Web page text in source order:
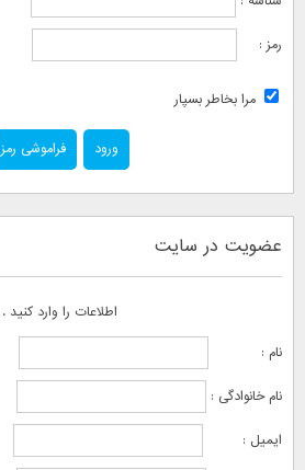
رمز :
مرا بخاطر بسپار
فراموشی رمز
عضویت در سایت
اطلاعات را وارد کنید .
نام :
نام خانوادگی :
ایمیل :